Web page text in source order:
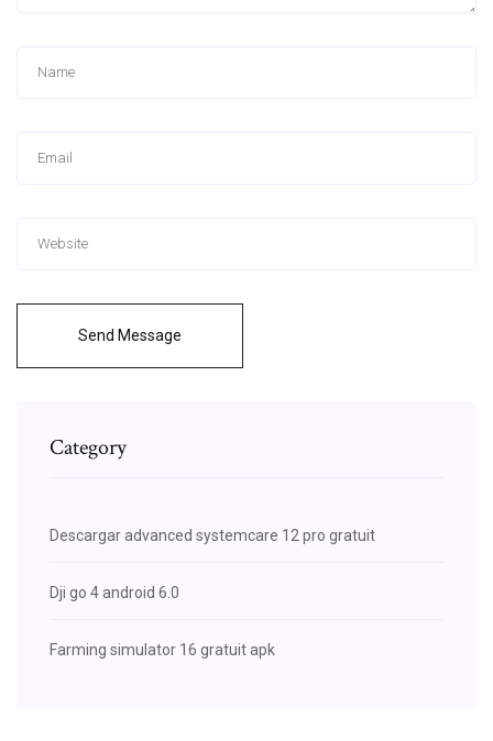
Send Message
Category
Descargar advanced systemcare 12 pro gratuit
Dji go 4 android 6.0
Farming simulator 16 gratuit apk